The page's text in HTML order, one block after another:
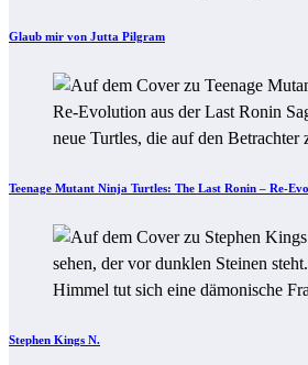
Glaub mir von Jutta Pilgram
Teenage Mutant Ninja Turtles: The Last Ronin – Re-
Stephen Kings N.